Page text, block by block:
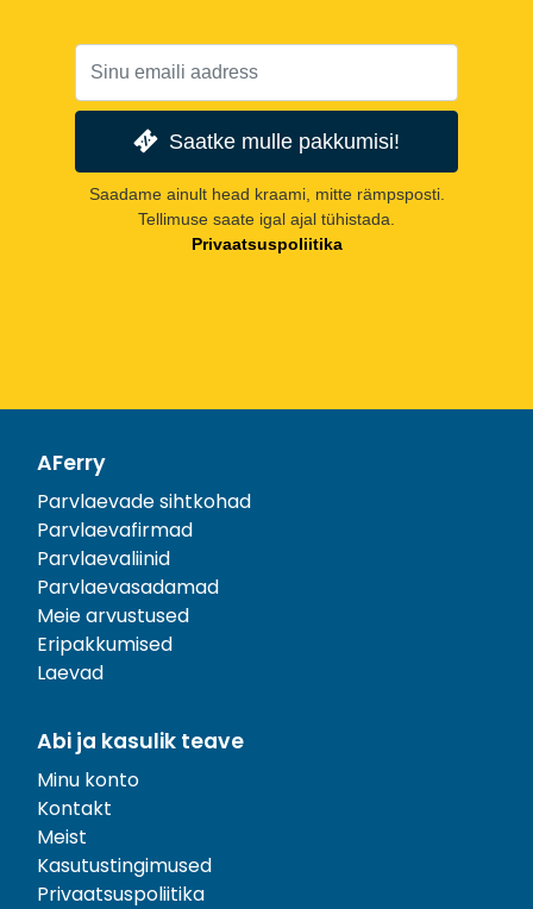
Saatke mulle pakkumisi!
Saadame ainult head kraami, mitte rämpsposti.
Tellimuse saate igal ajal tühistada.
Privaatsuspoliitika
AFerry
Parvlaevade sihtkohad
Parvlaevafirmad
Parvlaevaliinid
Parvlaevasadamad
Meie arvustused
Eripakkumised
Laevad
Abi ja kasulik teave
Minu konto
Kontakt
Meist
Kasutustingimused
Privaatsuspoliitika